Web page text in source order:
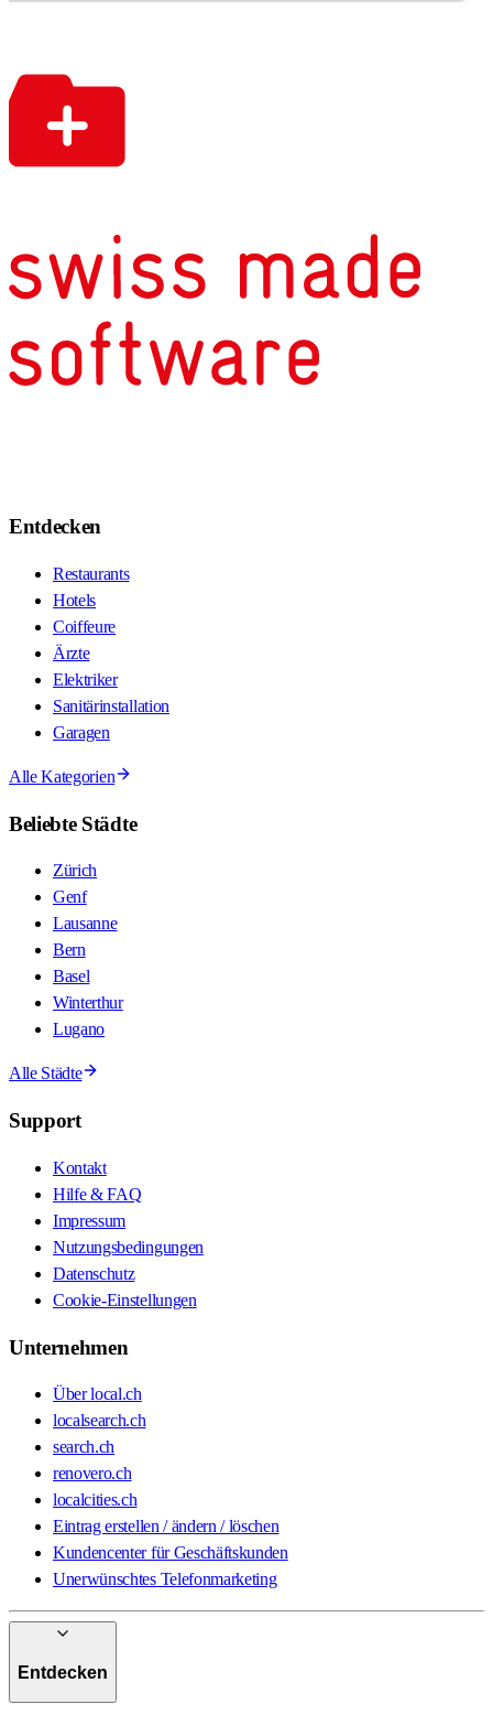
Entdecken
Restaurants
Hotels
Coiffeure
Ärzte
Elektriker
Sanitärinstallation
Garagen
Alle Kategorien
Beliebte Städte
Zürich
Genf
Lausanne
Bern
Basel
Winterthur
Lugano
Alle Städte
Support
Kontakt
Hilfe & FAQ
Impressum
Nutzungsbedingungen
Datenschutz
Cookie-Einstellungen
Unternehmen
Über local.ch
localsearch.ch
search.ch
renovero.ch
localcities.ch
Eintrag erstellen / ändern / löschen
Kundencenter für Geschäftskunden
Unerwünschtes Telefonmarketing
Entdecken